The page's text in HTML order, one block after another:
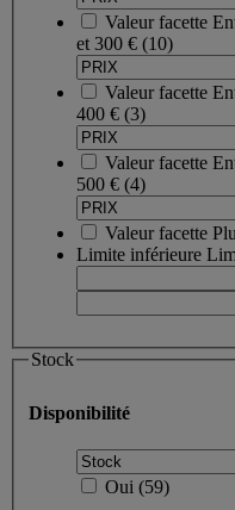
Valeur facette
et 300 € (10)
Valeur facette
400 € (3)
Valeur facette
500 € (4)
Valeur facette
Limite inférieure
Stock
Disponibilité
Oui (59)